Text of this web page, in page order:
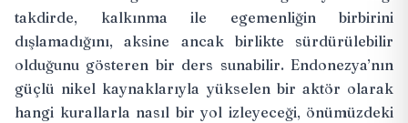
takdirde, kalkınma ile egemenliğin birbirini
dışlamadığını, aksine ancak birlikte sürdürülebilir
olduğunu gösteren bir ders sunabilir. Endonezya’nın
güçlü nikel kaynaklarıyla yükselen bir aktör olarak
hangi kurallarla nasıl bir yol izleyeceği, önümüzdeki